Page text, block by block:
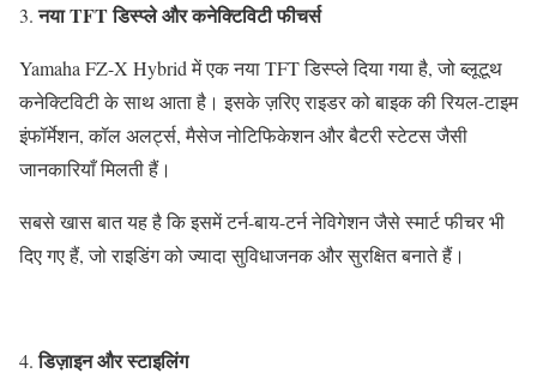
3.नया TFT डिस्प्ले और कनेक्टिविटी फीचर्स
Yamaha FZ-X Hybrid में एक नया TFT डिस्प्ले दिया गया है, जो ब्लूटूथ
कनेक्टिविटी के साथ आता है। इसके ज़रिए राइडर को बाइक की रियल-टाइम
इंफॉर्मेशन, कॉल अलर्ट्स, मैसेज नोटिफिकेशन और बैटरी स्टेटस जैसी
जानकारियाँ मिलती हैं।
सबसे खास बात यह है कि इसमें टर्न-बाय-टर्न नेविगेशन जैसे स्मार्ट फीचर भी
दिए गए हैं, जो राइडिंग को ज्यादा सुविधाजनक और सुरक्षित बनाते हैं।
4.डिज़ाइन और स्टाइलिंग